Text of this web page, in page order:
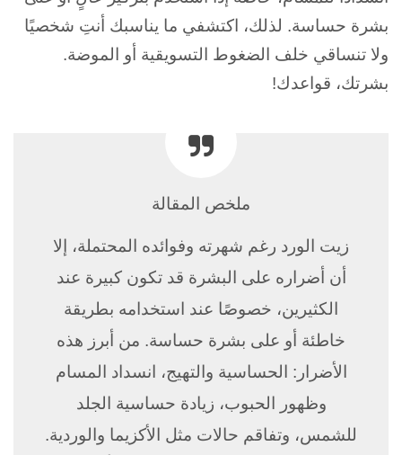
بشرة حساسة. لذلك، اكتشفي ما يناسبك أنتِ شخصيًا
ولا تنساقي خلف الضغوط التسويقية أو الموضة.
بشرتك، قواعدك!
ملخص المقالة
زيت الورد رغم شهرته وفوائده المحتملة، إلا
أن أضراره على البشرة قد تكون كبيرة عند
الكثيرين، خصوصًا عند استخدامه بطريقة
خاطئة أو على بشرة حساسة. من أبرز هذه
الأضرار: الحساسية والتهيج، انسداد المسام
وظهور الحبوب، زيادة حساسية الجلد
للشمس، وتفاقم حالات مثل الأكزيما والوردية.